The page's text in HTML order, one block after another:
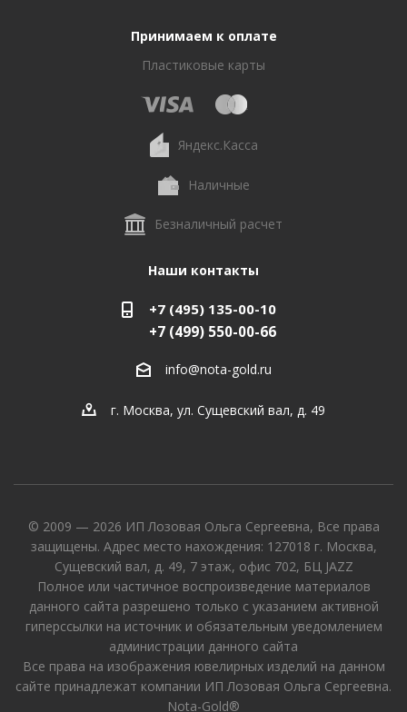
Принимаем к оплате
Пластиковые карты
Яндекс.Касса
Наличные
Безналичный расчет
Наши контакты
+7 (495) 135-00-10
+7 (499) 550-00-66
info@nota-gold.ru
г. Москва, ул. Сущевский вал, д. 49
© 2009 — 2026 ИП Лозовая Ольга Сергеевна, Все права
защищены. Адрес место нахождения: 127018 г. Москва,
Сущевский вал, д. 49, 7 этаж, офис 702, БЦ JAZZ
Полное или частичное воспроизведение материалов
данного сайта разрешено только с указанием активной
гиперссылки на источник и обязательным уведомлением
администрации данного сайта
Все права на изображения ювелирных изделий на данном
сайте принадлежат компании ИП Лозовая Ольга Сергеевна.
Nota-Gold®